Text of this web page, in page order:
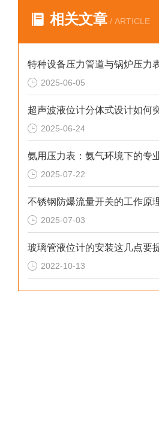
相关文章 / ARTICLE
2025-06-05
2025-06-24
2025-07-22
不锈钢防爆流量开关的工作原
2025-07-03
玻璃管液位计的安装这几点要
2022-10-13